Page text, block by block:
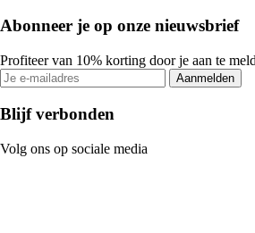
Abonneer je op onze nieuwsbrief
Profiteer van 10% korting door je aan te
Aanmelden
Blijf verbonden
Volg ons op sociale media